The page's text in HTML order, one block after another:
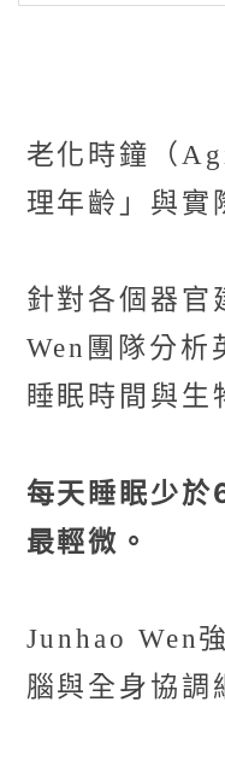
老化時鐘（
理年齡」與實
針對各個器官
Wen團隊分
睡眠時間與生
每天睡眠少
最輕微。
Junhao Wen
腦與全身協調